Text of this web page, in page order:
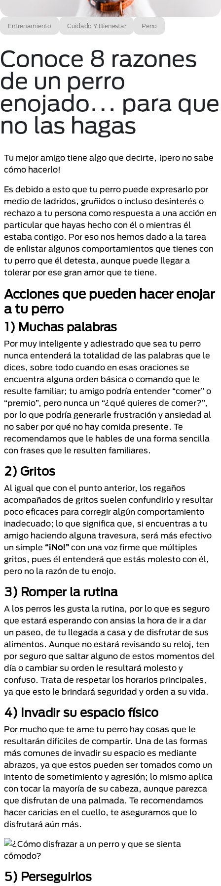
Entrenamiento Cuidado Y Bienestar Perro
Conoce 8 razones
de un perro
enojado… para que
no las hagas
Tu mejor amigo tiene algo que decirte, ¡pero no sabe
cómo hacerlo!
Es debido a esto que tu perro puede expresarlo por
medio de ladridos, gruñidos o incluso desinterés o
rechazo a tu persona como respuesta a una acción en
particular que hayas hecho con él o mientras él
estaba contigo. Por eso nos hemos dado a la tarea
de enlistar algunos comportamientos que tienes con
tu perro que él detesta, aunque puede llegar a
tolerar por ese gran amor que te tiene.
Acciones que pueden hacer enojar
a tu perro
1) Muchas palabras
Por muy inteligente y adiestrado que sea tu perro
nunca entenderá la totalidad de las palabras que le
dices, sobre todo cuando en esas oraciones se
encuentra alguna orden básica o comando que le
resulte familiar; tu amigo podría entender “comer” o
“premio”, pero nunca un “¿qué quieres de comer?”,
por lo que podría generarle frustración y ansiedad al
no saber por qué no hay comida presente. Te
recomendamos que le hables de una forma sencilla
con frases que le resulten familiares.
2) Gritos
Al igual que con el punto anterior, los regaños
acompañados de gritos suelen confundirlo y resultar
poco eficaces para corregir algún comportamiento
inadecuado; lo que significa que, si encuentras a tu
amigo haciendo alguna travesura, será más efectivo
un simple “¡No!” con una voz firme que múltiples
gritos, pues él entenderá que estás molesto con él,
pero no la razón de tu enojo.
3) Romper la rutina
A los perros les gusta la rutina, por lo que es seguro
que estará esperando con ansias la hora de ir a dar
un paseo, de tu llegada a casa y de disfrutar de sus
alimentos. Aunque no estará revisando su reloj, ten
por seguro que saltar alguno de estos momentos del
día o cambiar su orden le resultará molesto y
confuso. Trata de respetar los horarios principales,
ya que esto le brindará seguridad y orden a su vida.
4) Invadir su espacio físico
Por mucho que te ame tu perro hay cosas que le
resultarán difíciles de compartir. Una de las formas
más comunes de invadir su espacio es mediante
abrazos, ya que estos pueden ser tomados como un
intento de sometimiento y agresión; lo mismo aplica
con tocar la mayoría de su cabeza, aunque parezca
que disfrutan de una palmada. Te recomendamos
hacer caricias en el cuello, te aseguramos que lo
disfrutará aún más.
5) Perseguirlos